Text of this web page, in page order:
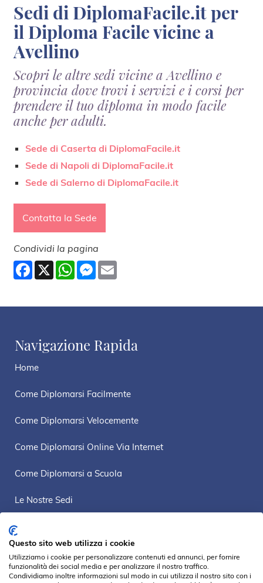
Sedi di DiplomaFacile.it per
il Diploma Facile vicine a
Avellino
Scopri le altre sedi vicine a Avellino e
provincia dove trovi i servizi e i corsi per
prendere il tuo diploma in modo facile
anche per adulti.
Sede di Caserta di DiplomaFacile.it
Sede di Napoli di DiplomaFacile.it
Sede di Salerno di DiplomaFacile.it
Contatta la Sede
Condividi la pagina
Facebook
X WhatsAppMessenger
Navigazione Rapida
Home
Come Diplomarsi Facilmente
Come Diplomarsi Velocemente
Come Diplomarsi Online Via Internet
Come Diplomarsi a Scuola
Le Nostre Sedi
Mappa Sito
Privacy Policy
Questo sito web utilizza i cookie
Utilizziamo i cookie per personalizzare contenuti ed annunci, per fornire
funzionalità dei social media e per analizzare il nostro traffico.
Condividiamo inoltre informazioni sul modo in cui utilizza il nostro sito con i